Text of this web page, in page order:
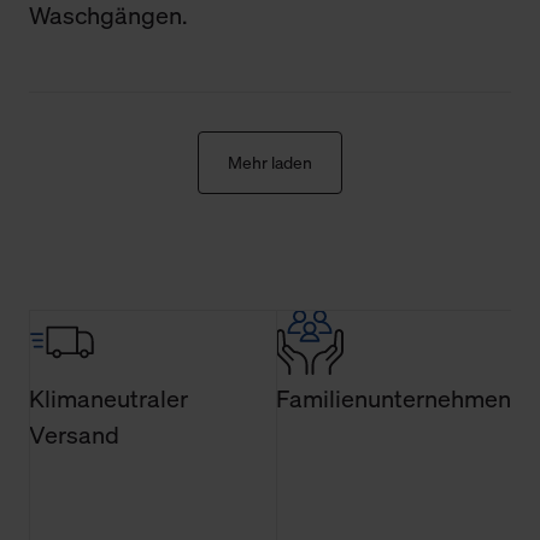
den Menüpunkt „Datenschutzeinstellungen“ können Sie
jederzeit Ihre Einwilligungserklärung anpassen. Ihre
Technologien sowie die Nutzung Ihrer persönlichen Daten
finden Sie in unserer Datenschutzerklärung.
Waschgängen.
Mehr laden
Klimaneutraler
Versand
Familienunternehmen